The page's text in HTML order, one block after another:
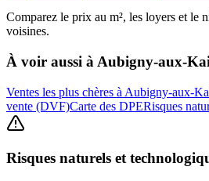
Comparez le prix au m², les loyers et le
voisines.
À voir aussi à Aubigny-aux-
Ventes les plus chères à Aubigny-aux-
vente (DVF)Carte des DPERisques
Risques naturels et